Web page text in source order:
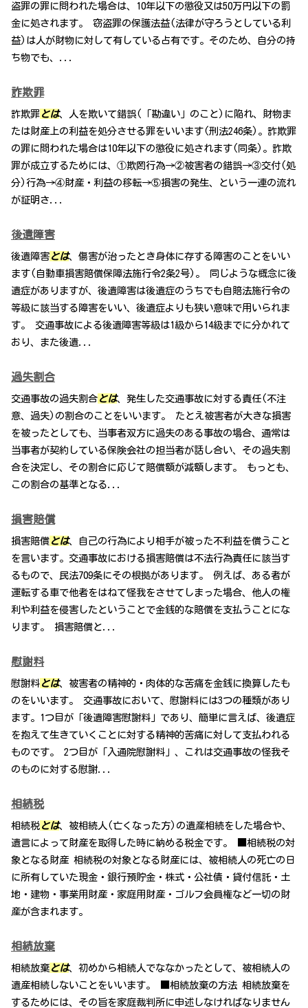
盗罪の罪に問われた場合は、10年以下の懲役又は50万円以下の罰
金に処されます。 窃盗罪の保護法益(法律が守ろうとしている利
益)は人が財物に対して有している占有です。そのため、自分の持
ち物でも、...
詐欺罪
詐欺罪 とは、人を欺いて錯誤(「勘違い」のこと)に陥れ、財物ま
たは財産上の利益を処分させる罪をいいます(刑法246条)。詐欺罪
の罪に問われた場合は10年以下の懲役に処されます(同条)。詐欺
罪が成立するためには、①欺罔行為→②被害者の錯誤→③交付(処
分)行為→④財産・利益の移転→⑤損害の発生、という一連の流れ
が証明さ...
後遺障害
後遺障害 とは、傷害が治ったとき身体に存する障害のことをいい
ます(自動車損害賠償保障法施行令2条2号)。 同じような概念に後
遺症がありますが、後遺障害は後遺症のうちでも自賠法施行令の
等級に該当する障害をいい、後遺症よりも狭い意味で用いられま
す。 交通事故による後遺障害等級は1級から14級までに分かれて
おり、また後遺...
過失割合
交通事故の過失割合 とは、発生した交通事故に対する責任(不注
意、過失)の割合のことをいいます。 たとえ被害者が大きな損害
を被ったとしても、当事者双方に過失のある事故の場合、通常は
当事者が契約している保険会社の担当者が話し合い、その過失割
合を決定し、その割合に応じて賠償額が減額します。 もっとも、
この割合の基準となる...
損害賠償
損害賠償 とは、自己の行為により相手が被った不利益を償うこと
を言います。交通事故における損害賠償は不法行為責任に該当す
るもので、民法709条にその根拠があります。 例えば、ある者が
運転する車で他者をはねて怪我をさせてしまった場合、他人の権
利や利益を侵害したということで金銭的な賠償を支払うことにな
ります。 損害賠償と...
慰謝料
慰謝料 とは、被害者の精神的・肉体的な苦痛を金銭に換算したも
のをいいます。 交通事故において、慰謝料には3つの種類があり
ます。1つ目が「後遺障害慰謝料」であり、簡単に言えば、後遺症
を抱えて生きていくことに対する精神的苦痛に対して支払われる
ものです。 2つ目が「入通院慰謝料」、これは交通事故の怪我そ
のものに対する慰謝...
相続税
相続税 とは、被相続人(亡くなった方)の遺産相続をした場合や、
遺言によって財産を取得した時に納める税金です。 ■相続税の対
象となる財産 相続税の対象となる財産には、被相続人の死亡の日
に所有していた現金・銀行預貯金・株式・公社債・貸付信託・土
地・建物・事業用財産・家庭用財産・ゴルフ会員権など一切の財
産が含まれます。
相続放棄
相続放棄 とは、初めから相続人でななかったとして、被相続人の
遺産相続しないことをいいます。 ■相続放棄の方法 相続放棄を
するためには、その旨を家庭裁判所に申述しなければなりません